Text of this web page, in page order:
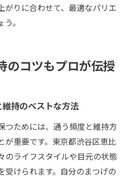
がりに合わせて、最適なパリエ
。
のコツもプロが伝授
持のベストな方法
つためには、通う頻度と維持方
が重要です。東京都渋谷区恵比
のライフスタイルや目元の状態
受けられます。自分のまつげの